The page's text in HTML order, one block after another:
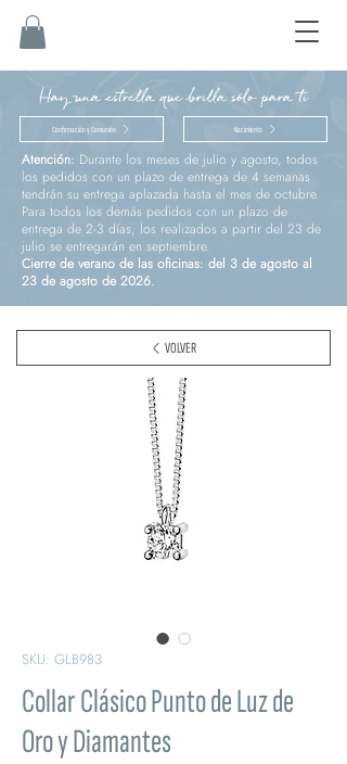
Hay una estrella que brilla sólo para ti
Confirmación y Comunión Nacimiento
Atención: Durante los meses de julio y agosto, todos
los pedidos con un plazo de entrega de 4 semanas
tendrán su entrega aplazada hasta el mes de octubre.
Para todos los demás pedidos con un plazo de
entrega de 2-3 días, los realizados a partir del 23 de
julio se entregarán en septiembre.
Cierre de verano de las oficinas: del 3 de agosto al
23 de agosto de 2026.
SKU: GLB983
Collar Clásico Punto de Luz de
Oro y Diamantes
VOLVER